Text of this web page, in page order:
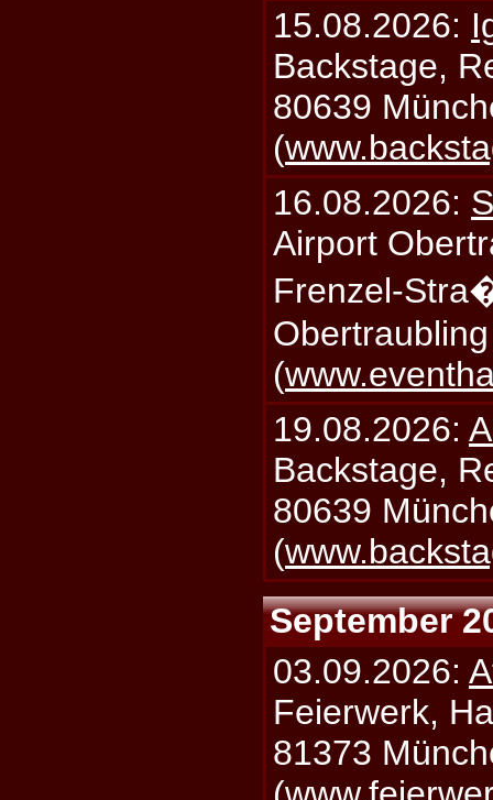
15.08.2026:
Backstage,
80639
(
16.08.2026:
Airport
Frenzel-
(
19.08.2026:
Backstage,
80639
(
September
03.09.2026:
Feierwerk,
81373